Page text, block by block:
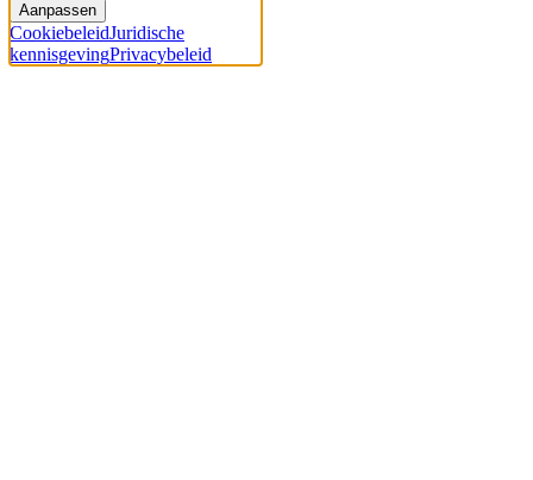
Aanpassen
CookiebeleidJuridische
kennisgevingPrivacybeleid